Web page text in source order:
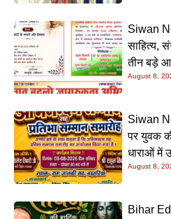
Siwan
साहित्य,
तीन बड़े
August 8,
Siwan
पर युवक
धाराओं में
August 8,
Bihar